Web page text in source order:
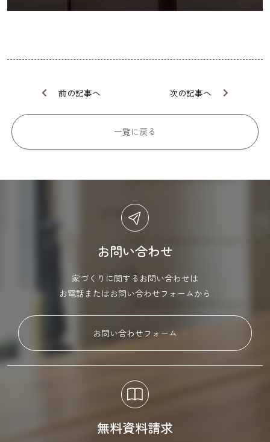
前の記事へ 次の記事へ
一覧に戻る
お問い合わせ
家づくりに関するお問い合わせは
お電話またはお問い合わせフォームから
お問い合わせフォーム
無料資料請求